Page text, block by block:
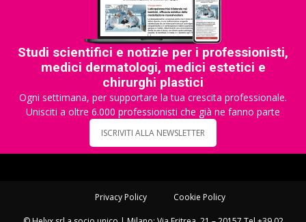
Studi scientifici e notizie per i professionisti,
medici dermatologi, medici estetici e
chirurghi plastici
Ogni settimana, per supportare la tua crescita professionale.
Unisciti a oltre 6.000 professionisti che già ne fanno parte
ISCRIVITI ALLA NEWSLETTER
Privacy Policy Cookie Policy